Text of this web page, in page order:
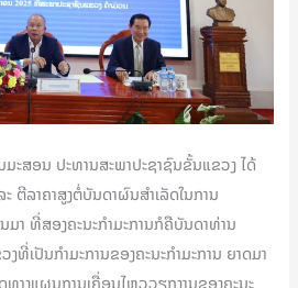
ະສອນ ປະທານສະພາປະຊາຊົນຂັ້ນແຂວງ ໄດ້
ຕີລາຄາສູງຕໍ່ບັນດາຜົນສໍາເລັດໃນການ
ມາ ທີ່ສອງຄະນະກຳມະການກໍຄືບັນດາທ່ານ
ທີ່ເປັນກໍາມະການຂອງຄະນະກຳມະການ ຍາດມາ